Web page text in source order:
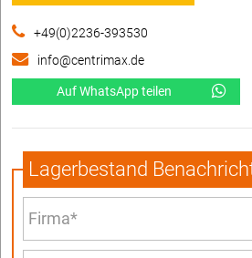
+49(0)2236-393530
info@centrimax.de
Auf WhatsApp teilen
Lagerbestand